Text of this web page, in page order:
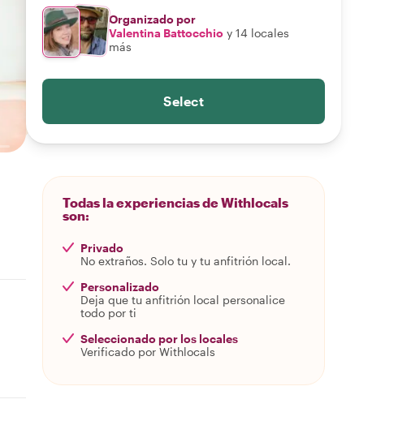
Organizado por
Valentina Battocchio y 14 locales
más
Select
Todas la experiencias de Withlocals
son:
Privado
No extraños. Solo tu y tu anfitrión local.
Personalizado
Deja que tu anfitrión local personalice
todo por ti
Seleccionado por los locales
Verificado por Withlocals